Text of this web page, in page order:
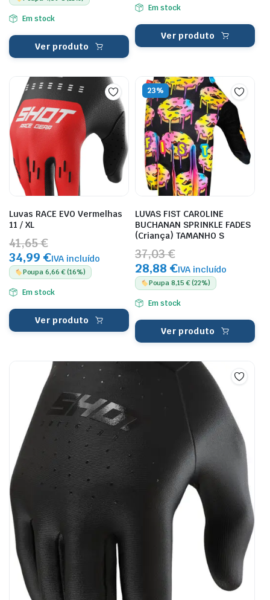
Em stock
Ver produto
Em stock
Ver produto
Luvas RACE EVO Vermelhas
11 / XL
41,65 €
34,99 €IVA incluído
Poupa 6,66 € (16%)
Em stock
Ver produto
23%
LUVAS FIST CAROLINE
BUCHANAN SPRINKLE FADES
(Criança) TAMANHO S
37,03 €
28,88 €IVA incluído
Poupa 8,15 € (22%)
Em stock
Ver produto